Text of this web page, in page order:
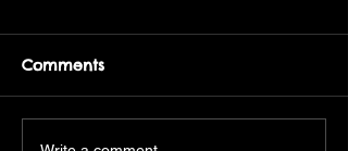
Comments